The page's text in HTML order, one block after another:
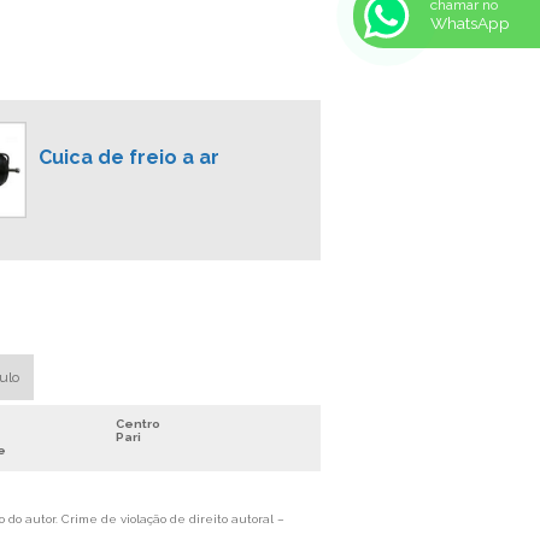
RECONDICIONAMENTO DE FREIO DE
COMPRESSOR DE FREIO A AR
CONSERTO DE CAMINHÃO
Cuica de freio a ar
Centro
Pari
do autor. Crime de violação de direito autoral –
chamar no
WhatsApp